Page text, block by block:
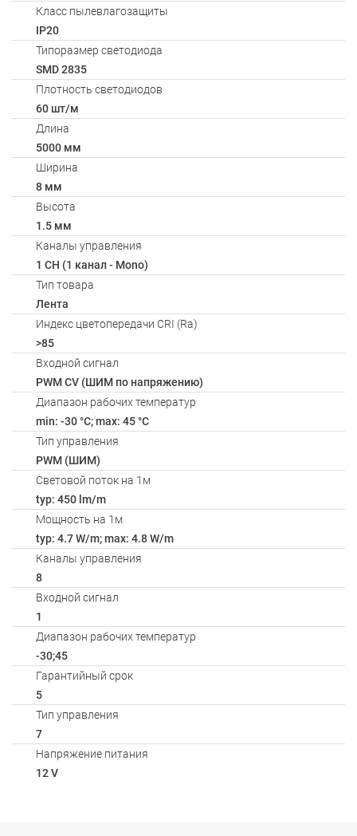
Класс пылевлагозащиты
IP20
Типоразмер светодиода
SMD 2835
Плотность светодиодов
60 шт/м
Длина
5000 мм
Ширина
8 мм
Высота
1.5 мм
Каналы управления
1 CH (1 канал - Mono)
Тип товара
Лента
Индекс цветопередачи CRI (Ra)
>85
Входной сигнал
PWM СV (ШИМ по напряжению)
Диапазон рабочих температур
min: -30 °C; max: 45 °C
Тип управления
PWM (ШИМ)
Световой поток на 1м
typ: 450 lm/m
Мощность на 1м
typ: 4.7 W/m; max: 4.8 W/m
Каналы управления
8
Входной сигнал
1
Диапазон рабочих температур
-30;45
Гарантийный срок
5
Тип управления
7
Напряжение питания
12 V